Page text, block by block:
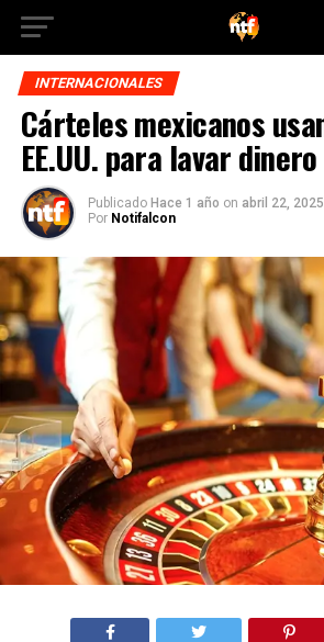
INTERNACIONALES
Cárteles mexicanos
EE.UU. para lavar dinero
Publicado Hace 1 año on abril 22, 2025
Por Notifalcon